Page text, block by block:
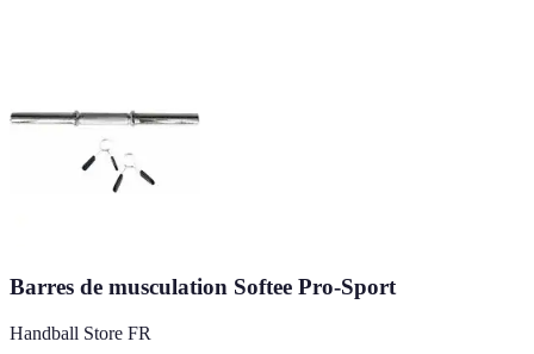
Barres de musculation Softee Pro-Sport
Handball Store FR